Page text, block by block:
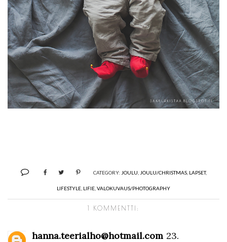
CATEGORY: JOULU JOULU/CHRISTMAS, LAPSET,
LIFESTYLE LIFIE VALOKUVAUS/PHOTOGRAPHY
1 KOMMENTTI:
hanna.teerialho@hotmail.com 23.